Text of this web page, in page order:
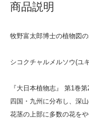
商品説明
牧野富太郎博士の植物図の
シコクチャルメルソウ(ユ
『大日本植物志』 第1巻
四国・九州に分布し、深
花茎の上部に多数の花をや